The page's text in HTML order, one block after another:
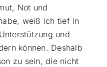
Not und
weiß ich tief in
und
können. Deshalb
zu sein, die nicht